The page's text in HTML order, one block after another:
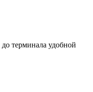
до терминала удобной